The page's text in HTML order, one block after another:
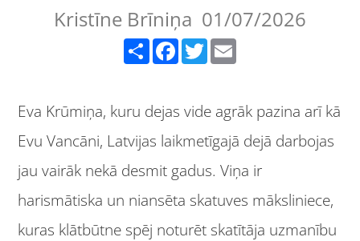
Kristīne Brīniņa 01/07/2026
Share Facebook Twitter
Eva Krūmiņa, kuru dejas vide agrāk pazina arī kā
Evu Vancāni, Latvijas laikmetīgajā dejā darbojas
jau vairāk nekā desmit gadus. Viņa ir
harismātiska un niansēta skatuves māksliniece,
kuras klātbūtne spēj noturēt skatītāja uzmanību